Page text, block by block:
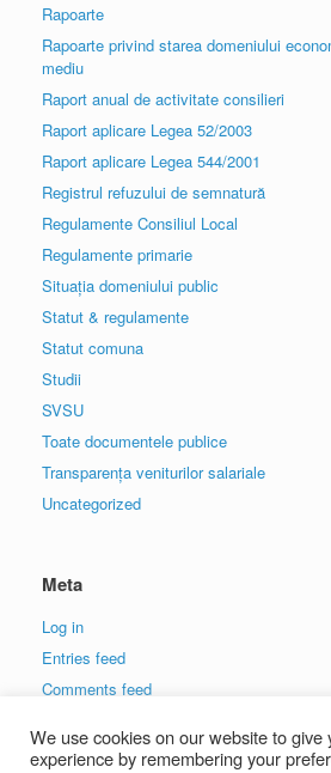
Rapoarte
Rapoarte privind starea domeniului
mediu
Raport anual de activitate consilieri
Raport aplicare Legea 52/2003
Raport aplicare Legea 544/2001
Registrul refuzului de semnatură
Regulamente Consiliul Local
Regulamente primarie
Situația domeniului public
Statut & regulamente
Statut comuna
Studii
SVSU
Toate documentele publice
Transparența veniturilor salariale
Uncategorized
Meta
Log in
Entries feed
Comments feed
We use cookies on our website to give
experience by remembering your